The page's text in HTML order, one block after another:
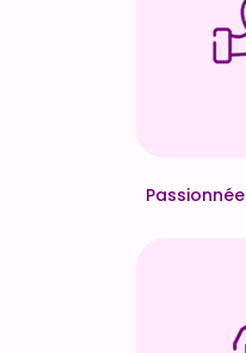
Passionnée